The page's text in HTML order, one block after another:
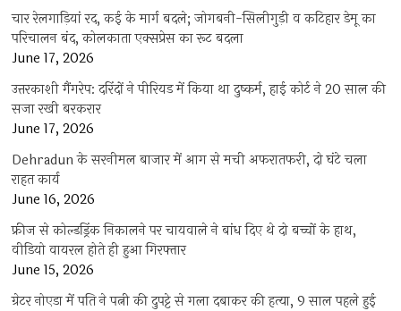
चार रेलगाड़ियां रद, कई के मार्ग बदले; जोगबनी-सिलीगुड़ी व कटिहार डेमू का
परिचालन बंद, कोलकाता एक्सप्रेस का रूट बदला
June 17, 2026
उत्तरकाशी गैंगरेप: दरिंदों ने पीरियड में किया था दुष्कर्म, हाई कोर्ट ने 20 साल की
सजा रखी बरकरार
June 17, 2026
Dehradun के सरनीमल बाजार में आग से मची अफरातफरी, दो घंटे चला
राहत कार्य
June 16, 2026
फ्रीज से कोल्डड्रिंक निकालने पर चायवाले ने बांध दिए थे दो बच्चों के हाथ,
वीडियो वायरल होते ही हुआ गिरफ्तार
June 15, 2026
ग्रेटर नोएडा में पति ने पत्नी की दुपट्टे से गला दबाकर की हत्या, 9 साल पहले हुई